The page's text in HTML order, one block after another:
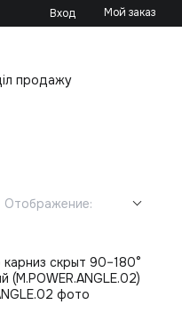
Вход Мой заказ
продажу
Отображение: